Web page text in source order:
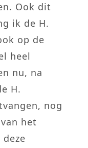
Ook dit
ik de H.
op de
heel
nu, na
H.
nog
het